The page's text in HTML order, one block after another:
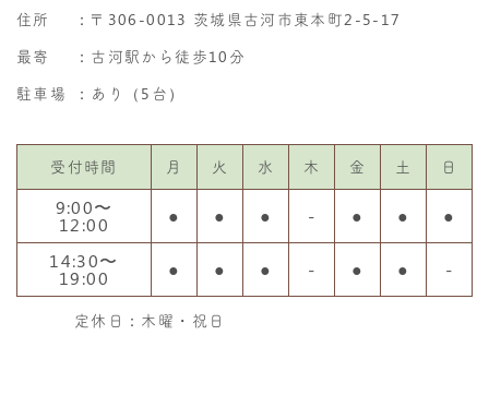
住所 ： 〒306-0013 茨城県古河市東本町2-5-17
最寄
：古河駅から徒歩10分
駐車場
：あり（5台）
受付時間 月 火 水 木 金 土 日
9:00〜
12:00 ● ● ● - ● ●
●
14:30〜
19:00 ● ● ● - ● ● -
定休日：木曜・祝日